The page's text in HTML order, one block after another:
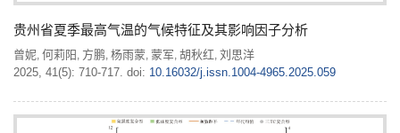
贵州省夏季最高气温的气候特征及其影响因子分析
曾妮, 何莉阳 , 方鹏, 杨雨蒙, 蒙军, 胡秋红, 刘思洋
2025, 41(5): 710-717. doi: 10.16032/j.issn.1004-4965.2025.059